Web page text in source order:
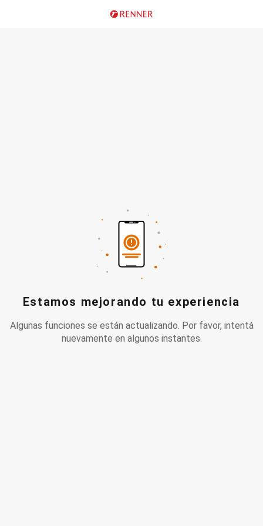
Estamos mejorando tu experiencia
Algunas funciones se están actualizando. Por favor, intentá
nuevamente en algunos instantes.